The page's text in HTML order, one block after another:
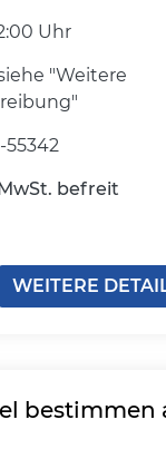
Uhr
"Weitere
55342
befreit
WEITERE